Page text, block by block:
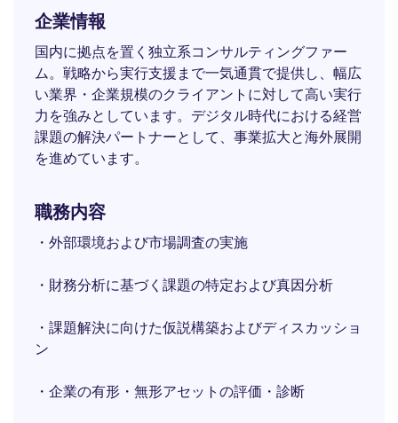
企業情報
国内に拠点を置く独立系コンサルティングファー
ム。戦略から実行支援まで一気通貫で提供し、幅広
い業界・企業規模のクライアントに対して高い実行
力を強みとしています。デジタル時代における経営
課題の解決パートナーとして、事業拡大と海外展開
を進めています。
職務内容
・外部環境および市場調査の実施
・財務分析に基づく課題の特定および真因分析
・課題解決に向けた仮説構築およびディスカッショ
ン
・企業の有形・無形アセットの評価・診断